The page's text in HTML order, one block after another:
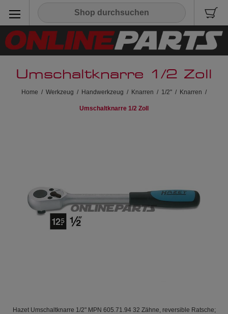
Umschaltknarre 1/2 Zoll
Home / Werkzeug / Handwerkzeug / Knarren / 1/2" / Knarren /
Umschaltknarre 1/2 Zoll
Hazet Umschaltknarre 1/2" MPN 605.71.94 32 Zähne, reversible Ratsche;